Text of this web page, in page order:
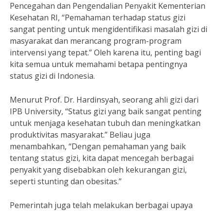
Pencegahan dan Pengendalian Penyakit Kementerian
Kesehatan RI, “Pemahaman terhadap status gizi
sangat penting untuk mengidentifikasi masalah gizi di
masyarakat dan merancang program-program
intervensi yang tepat.” Oleh karena itu, penting bagi
kita semua untuk memahami betapa pentingnya
status gizi di Indonesia.
Menurut Prof. Dr. Hardinsyah, seorang ahli gizi dari
IPB University, “Status gizi yang baik sangat penting
untuk menjaga kesehatan tubuh dan meningkatkan
produktivitas masyarakat.” Beliau juga
menambahkan, “Dengan pemahaman yang baik
tentang status gizi, kita dapat mencegah berbagai
penyakit yang disebabkan oleh kekurangan gizi,
seperti stunting dan obesitas.”
Pemerintah juga telah melakukan berbagai upaya